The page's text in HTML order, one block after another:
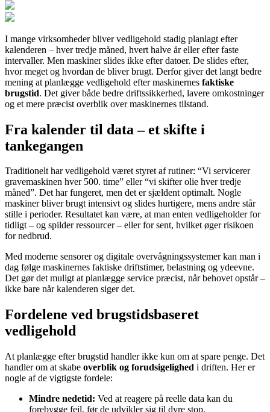
I mange virksomheder bliver vedligehold stadig planlagt efter
kalenderen – hver tredje måned, hvert halve år eller efter faste
intervaller. Men maskiner slides ikke efter datoer. De slides efter,
hvor meget og hvordan de bliver brugt. Derfor giver det langt bedre
mening at planlægge vedligehold efter maskinernes faktiske
brugstid. Det giver både bedre driftssikkerhed, lavere omkostninger
og et mere præcist overblik over maskinernes tilstand.
Fra kalender til data – et skifte i
tankegangen
Traditionelt har vedligehold været styret af rutiner: “Vi servicerer
gravemaskinen hver 500. time” eller “vi skifter olie hver tredje
måned”. Det har fungeret, men det er sjældent optimalt. Nogle
maskiner bliver brugt intensivt og slides hurtigere, mens andre står
stille i perioder. Resultatet kan være, at man enten vedligeholder for
tidligt – og spilder ressourcer – eller for sent, hvilket øger risikoen
for nedbrud.
Med moderne sensorer og digitale overvågningssystemer kan man i
dag følge maskinernes faktiske driftstimer, belastning og ydeevne.
Det gør det muligt at planlægge service præcist, når behovet opstår –
ikke bare når kalenderen siger det.
Fordelene ved brugstidsbaseret
vedligehold
At planlægge efter brugstid handler ikke kun om at spare penge. Det
handler om at skabe overblik og forudsigelighed i driften. Her er
nogle af de vigtigste fordele:
Mindre nedetid: Ved at reagere på reelle data kan du
forebygge fejl, før de udvikler sig til dyre stop.